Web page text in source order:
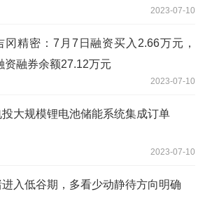
2023-07-10
冈精密：7月7日融资买入2.66万元，
资融券余额27.12万元
2023-07-10
投大规模锂电池储能系统集成订单
2023-07-10
入低谷期，多看少动静待方向明确